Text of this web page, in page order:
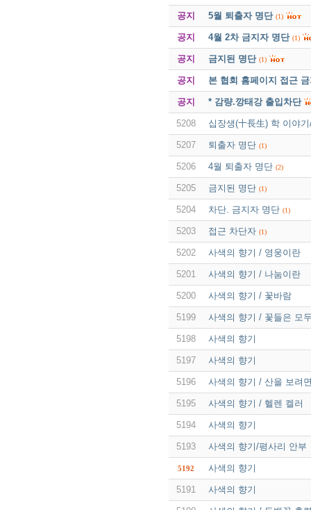
공지 5월 퇴출자 명단 (1)
공지 4월 2차 금지자 명단 (1)
공지 금지된 명단 (1)
공지 본 협회 홈페이지 접근
공지 * 감량.깡태강 출입차단
5208 십장생(十長生) 학 이야
5207 퇴출자 명단 (1)
5206 4월 퇴출자 명단 (2)
5205 금지된 명단 (1)
5204 차단. 금지자 명단 (1)
5203 접근 차단자 (1)
5202 사색의 향기 / 영웅이란
5201 사색의 향기 / 나눔이란
5200 사색의 향기 / 꽃바람
5199 사색의 향기 / 꽃들은 모
5198 사색의 향기
5197 사색의 향기
5196 사색의 향기 / 산을 보려
5195 사색의 향기 / 헬렌 켈러
5194 사색의 향기
5193 사색의 향기/평사리 안부
5192 사색의 향기
5191 사색의 향기